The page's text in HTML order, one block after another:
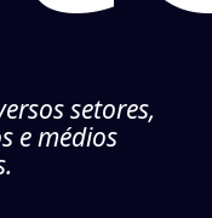
setores,
e médios